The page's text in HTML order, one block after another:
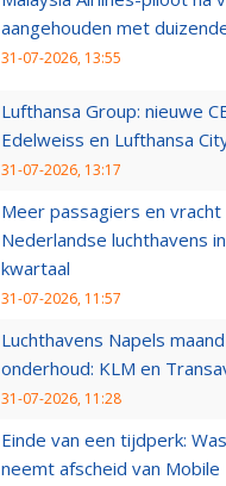
aangehouden met
31-07-2026, 13:55
Lufthansa Group: nieuwe
Edelweiss en Lufthansa
31-07-2026, 13:17
Meer passagiers en vracht
Nederlandse luchthavens
kwartaal
31-07-2026, 11:57
Luchthavens Napels
onderhoud: KLM en
31-07-2026, 11:28
Einde van een tijdperk:
neemt afscheid van Mobile